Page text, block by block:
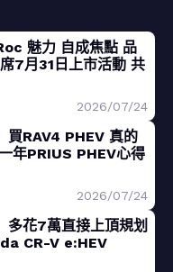
魅力 自成焦點 品
7月31日上市活動 共
2026/07/24
買RAV4 PHEV 真的
年PRIUS PHEV心得
2026/07/24
多花7萬直接上頂規划
CR-V e:HEV